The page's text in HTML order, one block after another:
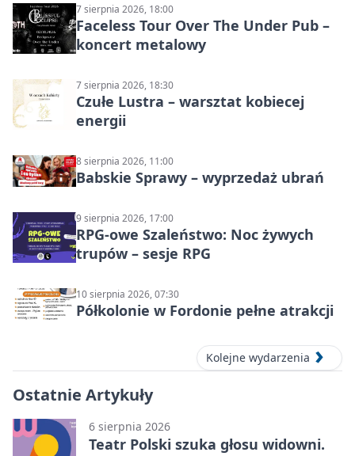
7 sierpnia 2026, 18:00
Faceless Tour Over The Under Pub –
koncert metalowy
7 sierpnia 2026, 18:30
Czułe Lustra – warsztat kobiecej
energii
8 sierpnia 2026, 11:00
Babskie Sprawy – wyprzedaż ubrań
9 sierpnia 2026, 17:00
RPG-owe Szaleństwo: Noc żywych
trupów – sesje RPG
10 sierpnia 2026, 07:30
Półkolonie w Fordonie pełne atrakcji
Kolejne wydarzenia
Ostatnie Artykuły
6 sierpnia 2026
Teatr Polski szuka głosu widowni.